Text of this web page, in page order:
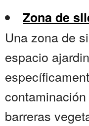
Zona de
Una zona de
espacio
barreras